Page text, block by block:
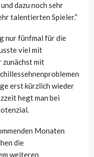
dazu noch sehr
talentierten Spieler.“
nur fünfmal für die
viel mit
zunächst mit
erst kürzlich wieder
hegt man bei
Monaten
die
weiteren